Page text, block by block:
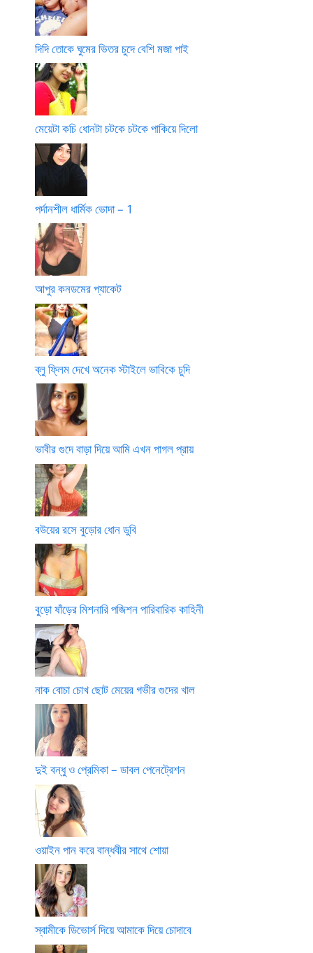
দিদি তোকে ঘুমের ভিতর চুদে বেশি মজা পাই
মেয়েটা কচি ধোনটা চটকে চটকে পাকিয়ে দিলো
পর্দানশীল ধার্মিক ভোদা – 1
আপুর কনডমের প্যাকেট
ব্লু ফ্লিম দেখে অনেক স্টাইলে ভাবিকে চুদি
ভাবীর গুদে বাড়া দিয়ে আমি এখন পাগল প্রায়
বউয়ের রসে বুড়োর ধোন ডুবি
বুড়ো ষাঁড়ের মিশনারি পজিশন পারিবারিক কাহিনী
নাক বোচা চোখ ছোট মেয়ের গভীর গুদের খাল
দুই বন্ধু ও প্রেমিকা – ডাবল পেনেট্রেশন
ওয়াইন পান করে বান্ধবীর সাথে শোয়া
স্বামীকে ডিভোর্স দিয়ে আমাকে দিয়ে চোদাবে